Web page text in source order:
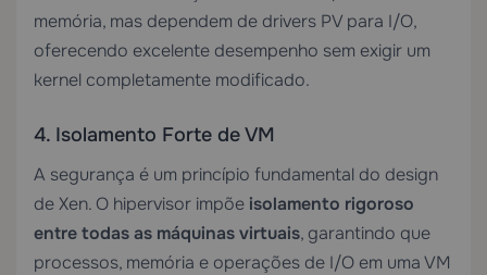
memória, mas dependem de drivers PV para I/O,
oferecendo excelente desempenho sem exigir um
kernel completamente modificado.
4. Isolamento Forte de VM
A segurança é um princípio fundamental do design
de Xen. O hipervisor impõeisolamento rigoroso
entre todas as máquinas virtuais, garantindo que
processos, memória e operações de I/O em uma VM